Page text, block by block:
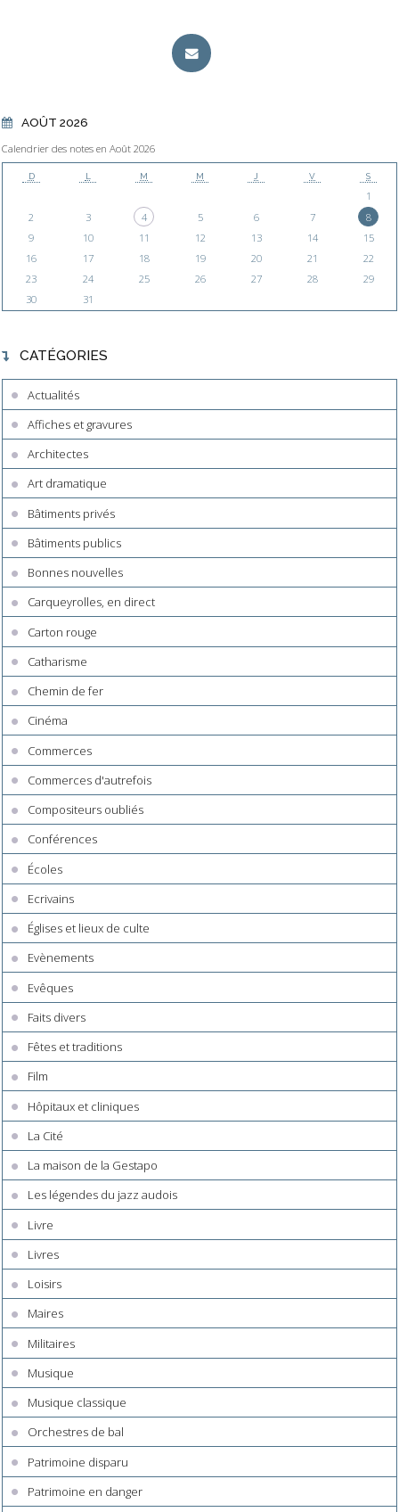
AOÛT 2026
Calendrier des notes en Août 2026
D L M M J V S
1
2
3 4 5 6 7
8
9
10 11 12 13 14
15
16
17 18 19 20 21
22
23
24 25 26 27 28
29
30
31
CATÉGORIES
Actualités
Affiches et gravures
Architectes
Art dramatique
Bâtiments privés
Bâtiments publics
Bonnes nouvelles
Carqueyrolles, en direct
Carton rouge
Catharisme
Chemin de fer
Cinéma
Commerces
Commerces d'autrefois
Compositeurs oubliés
Conférences
Écoles
Ecrivains
Églises et lieux de culte
Evènements
Evêques
Faits divers
Fêtes et traditions
Film
Hôpitaux et cliniques
La Cité
La maison de la Gestapo
Les légendes du jazz audois
Livre
Livres
Loisirs
Maires
Militaires
Musique
Musique classique
Orchestres de bal
Patrimoine disparu
Patrimoine en danger